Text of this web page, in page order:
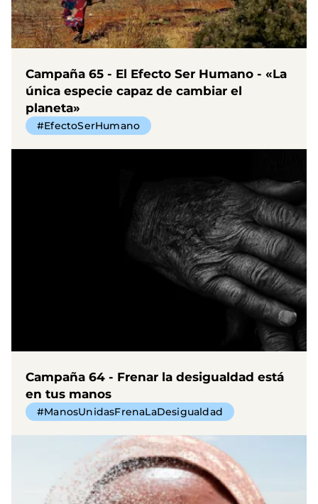
Campaña 65 - El Efecto Ser Humano - «La
única especie capaz de cambiar el
planeta»
#EfectoSerHumano
Campaña 64 - Frenar la desigualdad está
en tus manos
#ManosUnidasFrenaLaDesigualdad